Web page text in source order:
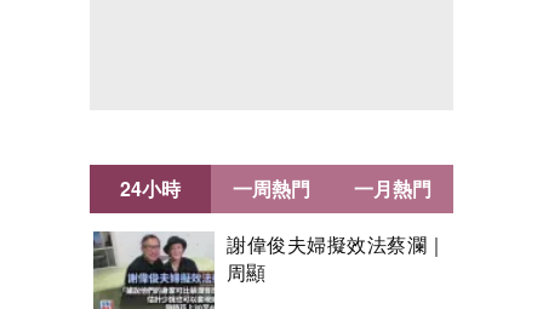
24小時
謝偉俊夫婦擬效法蔡瀾｜
周顯
一周熱門 一月熱門